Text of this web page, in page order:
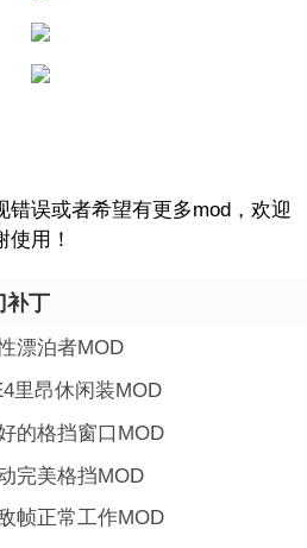
错误或者希望有更多mod，欢迎
用！
补丁
漂泊者MOD
里昂休闲装MOD
的格挡窗口MOD
完美格挡MOD
帧正常工作MOD